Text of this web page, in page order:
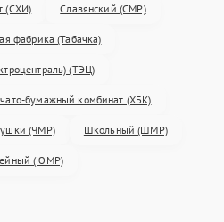
(СХИ) Славянский (СМР)
фабрика (Табачка)
(ТЭЦ)
бумажный комбинат (ХБК)
(ЧМР) Школьный (ШМР)
(ЮМР)